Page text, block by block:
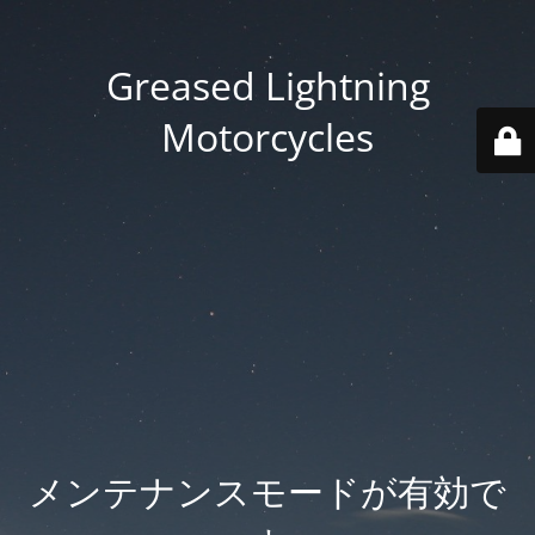
Greased Lightning
Motorcycles
メンテナンスモードが有効で